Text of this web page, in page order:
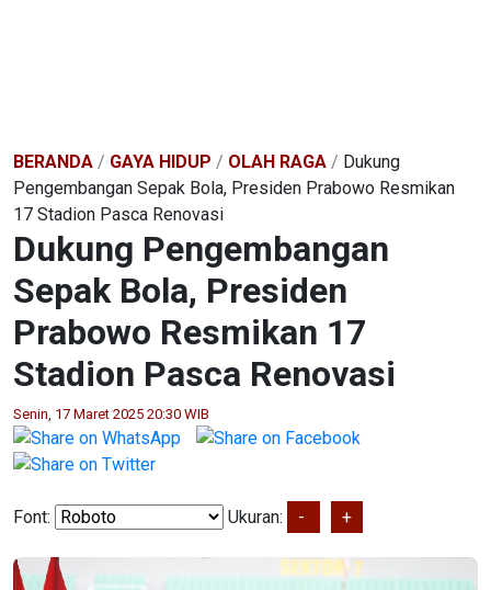
BERANDA / GAYA HIDUP / OLAH RAGA / Dukung
Pengembangan Sepak Bola, Presiden Prabowo Resmikan
17 Stadion Pasca Renovasi
Dukung Pengembangan
Sepak Bola, Presiden
Prabowo Resmikan 17
Stadion Pasca Renovasi
Senin, 17 Maret 2025 20:30 WIB
Font: Ukuran: - +